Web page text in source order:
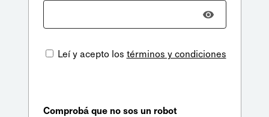
Leí y acepto los términos y condiciones
Comprobá que no sos un robot